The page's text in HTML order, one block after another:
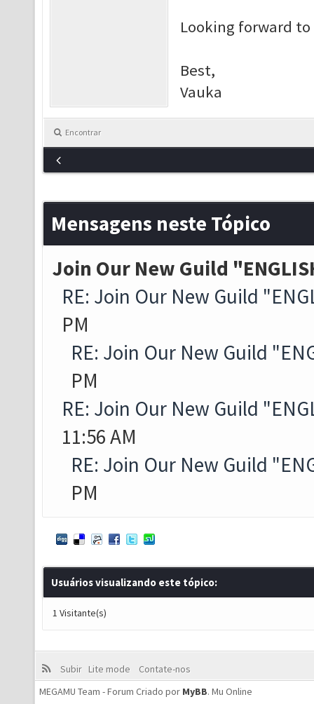
Looking forward
Best,
Vauka
Encontrar
Mensagens neste Tópico
Join Our New Guild
RE: Join Our New Guild
PM
RE: Join Our New Guild
PM
RE: Join Our New Guild
11:56 AM
RE: Join Our New Guild
PM
Usuários visualizando este tópico:
1 Visitante(s)
Subir Lite mode
Contate-nos
MEGAMU Team - Forum Criado por MyBB. Mu Online